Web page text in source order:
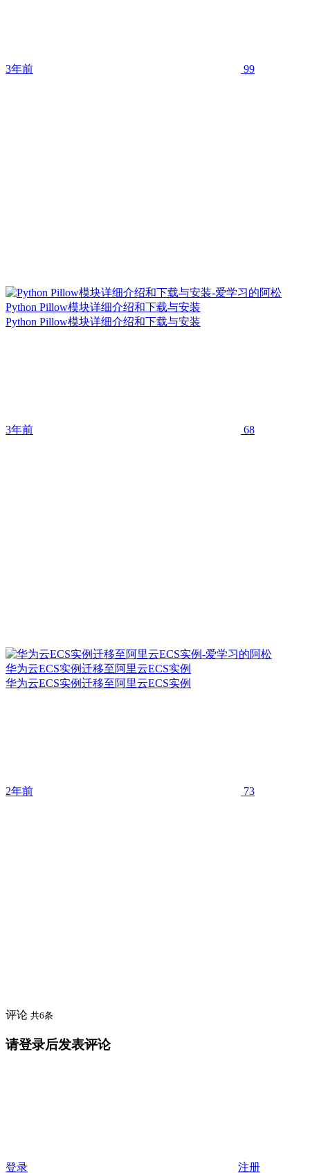
3年前 99
Python Pillow模块详细介绍和下载与安装
Python Pillow模块详细介绍和下载与安装
3年前 68
华为云ECS实例迁移至阿里云ECS实例
华为云ECS实例迁移至阿里云ECS实例
2年前 73
评论 共6条
请登录后发表评论
登录 注册